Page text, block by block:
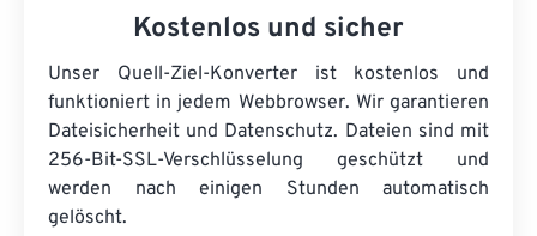
Kostenlos und sicher
Unser Quell-Ziel-Konverter ist kostenlos und
funktioniert in jedem Webbrowser. Wir garantieren
Dateisicherheit und Datenschutz. Dateien sind mit
256-Bit-SSL-Verschlüsselung geschützt und
werden nach einigen Stunden automatisch
gelöscht.